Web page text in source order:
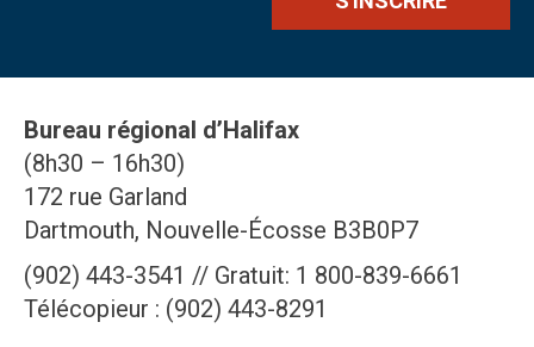
Bureau régional d’Halifax
(8h30 – 16h30)
172 rue Garland
Dartmouth, Nouvelle-Écosse B3B0P7
(902) 443-3541 // Gratuit: 1 800-839-6661
Télécopieur : (902) 443-8291